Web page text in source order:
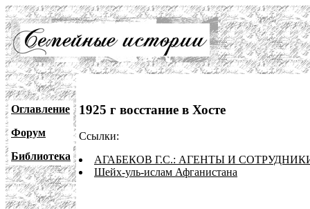
Оглавление
Форум
Библиотека
1925 г восстание в Хосте
Ссылки:
АГАБЕКОВ Г.С.: АГЕНТЫ И
Шейх-уль-ислам Афганистана